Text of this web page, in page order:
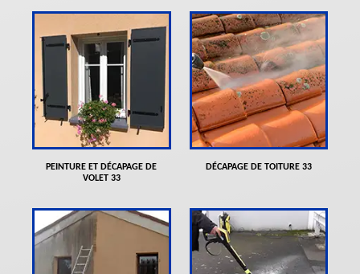
PEINTURE ET DÉCAPAGE DE
VOLET 33
DÉCAPAGE DE TOITURE 33